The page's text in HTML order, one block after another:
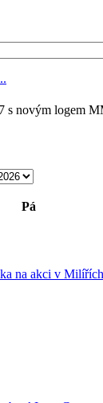
Pá
na akci v Milířích